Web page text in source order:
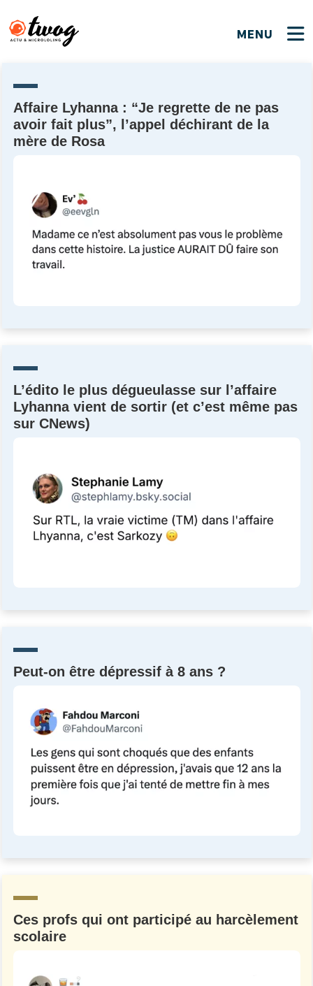
MENU
Affaire Lyhanna : “Je regrette de ne pas
avoir fait plus”, l’appel déchirant de la
mère de Rosa
L’édito le plus dégueulasse sur l’affaire
Lyhanna vient de sortir (et c’est même pas
sur CNews)
Peut-on être dépressif à 8 ans ?
Ces profs qui ont participé au harcèlement
scolaire
Bienvenue !
JE M'INSCRIS
PSEUDO *
PASSWORD*
PSEUDO
MOT DE PASSE Mot de passe perdu ?
Que souhaitez-vous proposer ?
Quelques tweets
Ma propre sélection
C'EST PARTI